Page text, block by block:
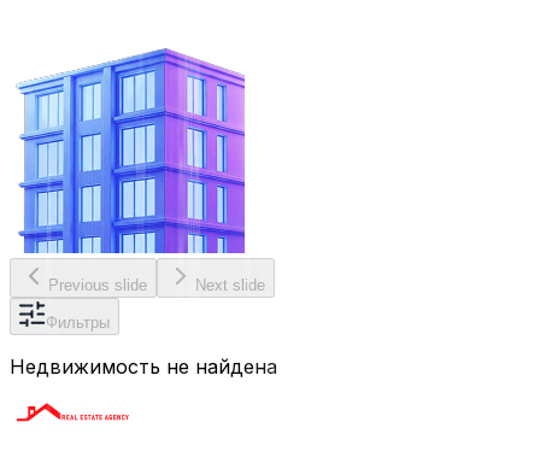
Previous slide Next slide
Фильтры
Недвижимость не найдена